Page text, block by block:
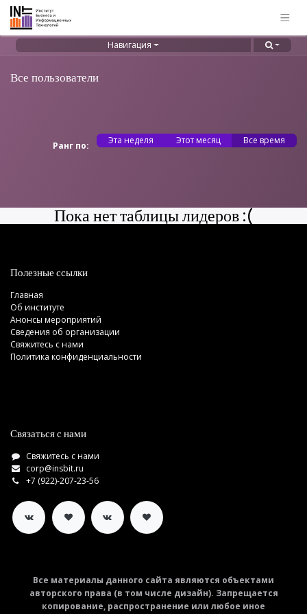
Навигация
Все пользователи
Ранг по: Эта неделя Этот месяц Все время
Пока нет таблицы лидеров :(
Полезные ссылки
Главная
Об институте
Анонсы мероприятий
Сведения об организации
Свяжитесь с нами
Политика конфиденциальности
Связаться с нами
Свяжитесь с нами
corp@insbit.ru
+7 (922)-207-23-56
Все материалы данного сайта являются объектами
авторского права (в том числе дизайн). Запрещается
копирование, распространение или любое иное